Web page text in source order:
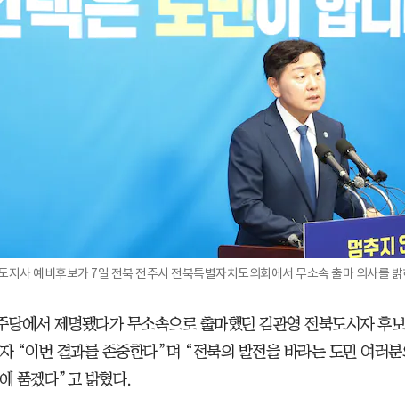
지사 예비후보가 7일 전북 전주시 전북특별자치도의회에서 무소속 출마 의사를
당에서 제명됐다가 무소속으로 출마했던 김관영 전북도시자 후
“이번 결과를 존중한다”며 “전북의 발전을 바라는 도민 여러
품겠다”고 밝혔다.